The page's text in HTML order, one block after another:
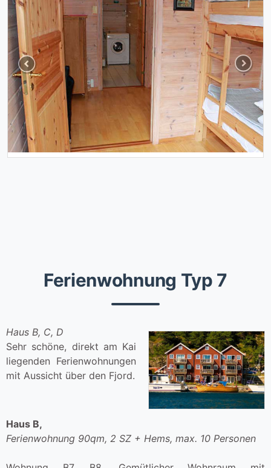
Previous Next
Ferienwohnung Typ 7
Haus B, C, D
Sehr schöne, direkt am Kai
liegenden Ferienwohnungen
mit Aussicht über den Fjord.
Haus B,
Ferienwohnung 90qm, 2 SZ + Hems, max. 10 Personen